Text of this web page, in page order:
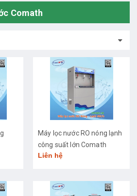
Comath
Máy lọc nước RO nóng lạnh
công suất lớn Comath
CM2681-50
Liên hệ